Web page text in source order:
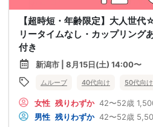
【超時短・年齢限定】大人世
リータイムなし・カップリング
付き
新潟市 | 8月15日(土) 14:00〜
ムルーブ 40代向け 50代向け
女性 残りわずか 42〜52歳
男性 残りわずか 42〜52歳